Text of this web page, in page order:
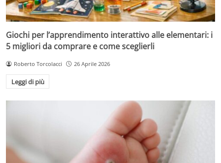
Giochi per l’apprendimento interattivo alle elementari: i
5 migliori da comprare e come sceglierli
Roberto Torcolacci 26 Aprile 2026
Leggi di più